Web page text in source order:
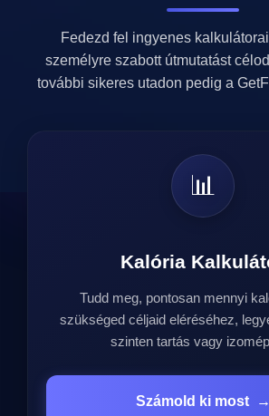
Fedezd fel ingyenes
személyre szabott útmutatást
további sikeres utadon pedig a
📊
Kalória
Tudd meg, pontosan mennyi
szükséged céljaid eléréséhez,
szinten tartás vagy
Számold ki most →